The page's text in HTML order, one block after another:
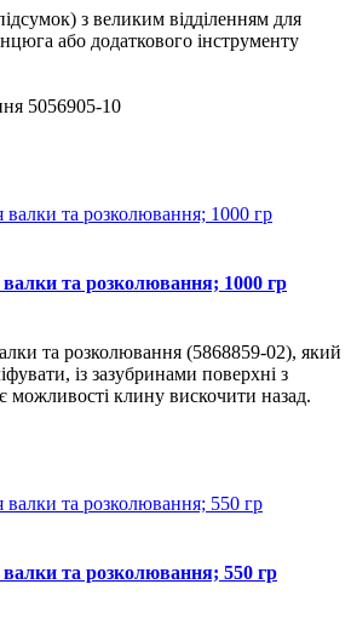
з великим відділенням для
або додаткового інструменту
5056905-10
та розколювання; 1000 гр
та розколювання (5868859-02), який
із зазубринами поверхні з
можливості клину вискочити назад.
та розколювання; 550 гр